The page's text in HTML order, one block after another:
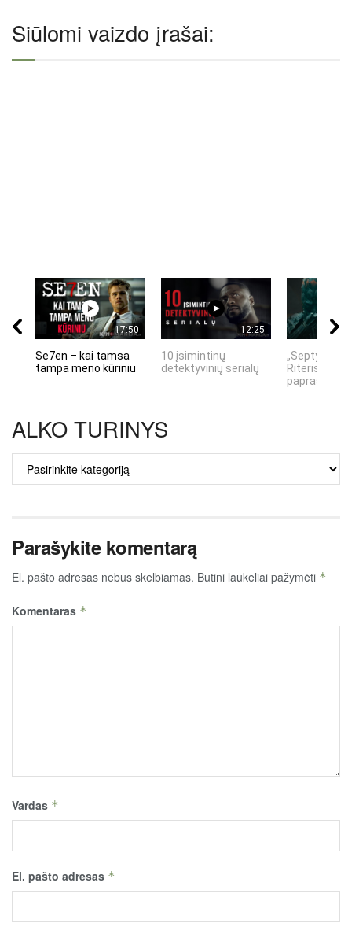
Siūlomi vaizdo įrašai:
17:50
Se7en – kai tamsa
tampa meno kūriniu
12:25
10 įsimintinų
detektyvinių serialų
„Septynių
Riteris" – kai
ALKO TURINYS
ALKO
TURINYS
Parašykite komentarą
El. pašto adresas nebus skelbiamas. Būtini laukeliai pažymėti *
Komentaras *
Vardas *
El. pašto adresas *